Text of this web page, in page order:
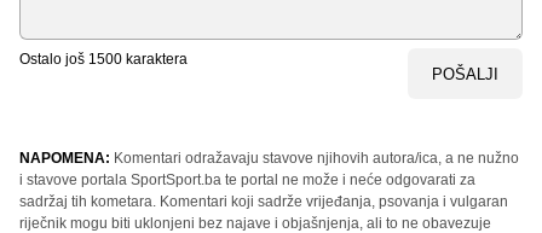
Ostalo još 1500 karaktera
POŠALJI
NAPOMENA: Komentari odražavaju stavove njihovih autora/ica, a ne nužno
i stavove portala SportSport.ba te portal ne može i neće odgovarati za
sadržaj tih kometara. Komentari koji sadrže vrijeđanja, psovanja i vulgaran
riječnik mogu biti uklonjeni bez najave i objašnjenja, ali to ne obavezuje